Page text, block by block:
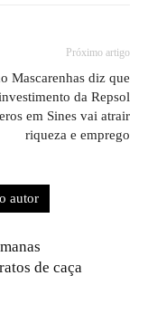
Próximo artigo
Mascarenhas diz que
da Repsol
em Sines vai atrair
riqueza e emprego
autor
de caça